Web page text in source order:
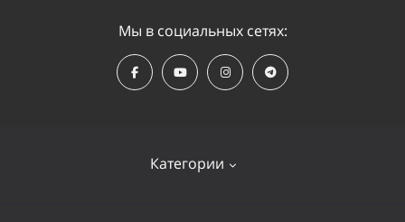
Категории
Мы в социальных сетях: